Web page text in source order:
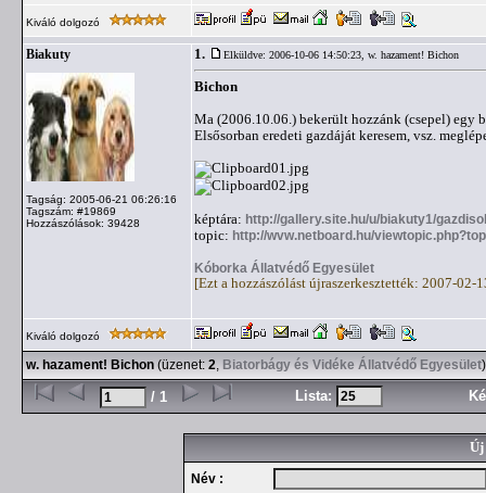
Kiváló dolgozó
Biakuty
Tagság: 2005-06-21 06:26:16
Tagszám: #19869
Hozzászólások: 39428
1. Elküldve: 2006-10-06 14:50:23, w. hazament! Bichon
Bichon
Ma (2006.10.06.) bekerült hozzánk (csepel) egy
Elsősorban eredeti gazdáját keresem, vsz.
képtára: http://gallery.site.hu/u/biakuty1/
topic: http://wvw.netboard.hu/
Kóborka Állatvédő Egyesület
[Ezt a hozzászólást újraszerkesztették: 2007-02-
Kiváló dolgozó
w. hazament! Bichon (üzenet: 2, Biatorbágy és Vidéke Állatvédő Egyesület)
/ 1 Lista:
Új
Név :